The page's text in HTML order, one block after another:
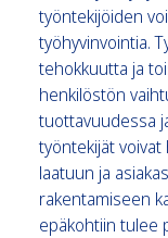
työntekijöiden
työhyvinvointia.
tehokkuutta ja
henkilöstön
tuottavuudessa
työntekijät voivat
laatuun ja
rakentamiseen
epäkohtiin tulee